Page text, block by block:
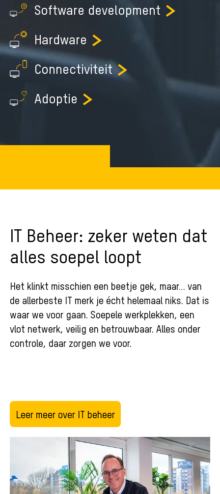
Software development
Hardware
Connectiviteit
Adoptie
IT Beheer: zeker weten dat
alles soepel loopt
Het klinkt misschien een beetje gek, maar… van
de allerbeste IT merk je écht helemaal niks. Dat is
waar we voor gaan. Soepele werkplekken, een
vlot netwerk, veilig en betrouwbaar. Alles onder
controle, daar zorgen we voor.
Leer meer over IT beheer